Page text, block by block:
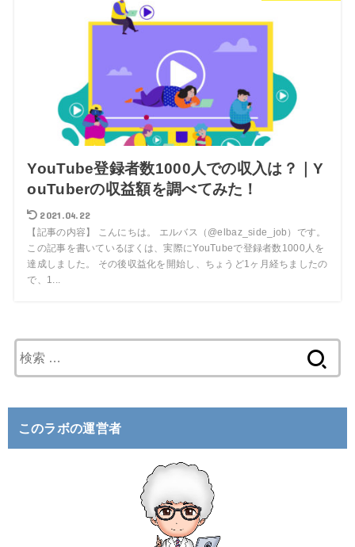
YouTube登録者数1000人での収入は？｜Y
ouTuberの収益額を調べてみた！
2021.04.22
【記事の内容】 こんにちは。 エルバス（@elbaz_side_job）です。
この記事を書いているぼくは、実際にYouTubeで登録者数1000人を
達成しました。 その後収益化を開始し、ちょうど1ヶ月経ちましたの
で、1...
索
このラボの運営者